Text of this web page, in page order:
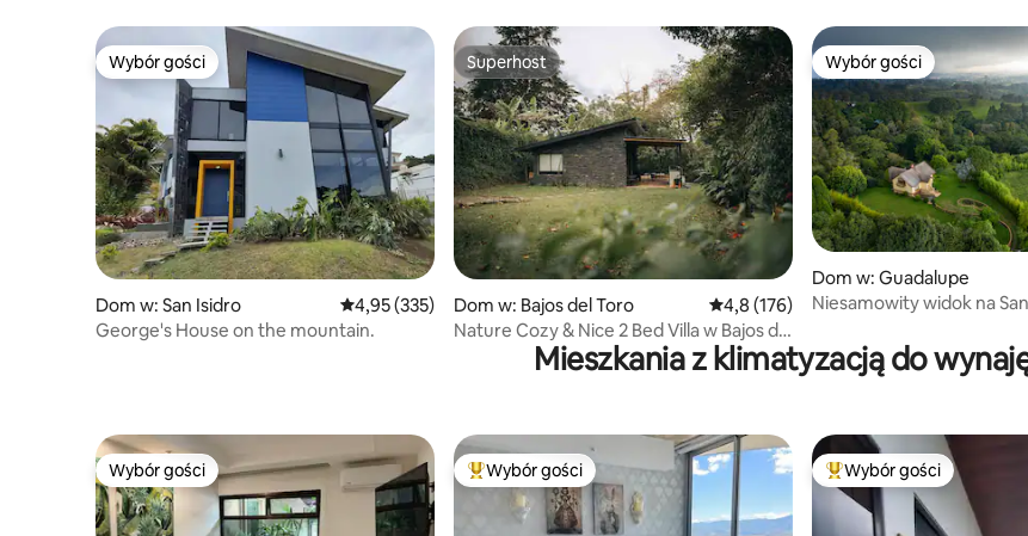
Wybór gości
Wybór gości
Dom w: San Isidro Średnia ocena: 4,95 na 5, liczba recenzji: 335
4,95 (335)
George's House on the mountain.
Superhost
Superhost
Dom w: Bajos del Toro Średnia ocena: 4,8 na 5, liczba recenzji:
4,8 (176)
Nature Cozy & Nice 2 Bed Villa w Bajos del
Wybór gości
Wybór gości
Dom w: Guadalupe
Niesamowity widok na
Mieszkania z klimatyzacją do
Wybór gości
Wybór gości Najpopularniejsze z kategorii Wybór gości
Wybór gości Najpopularniejsze z
Wybór gości